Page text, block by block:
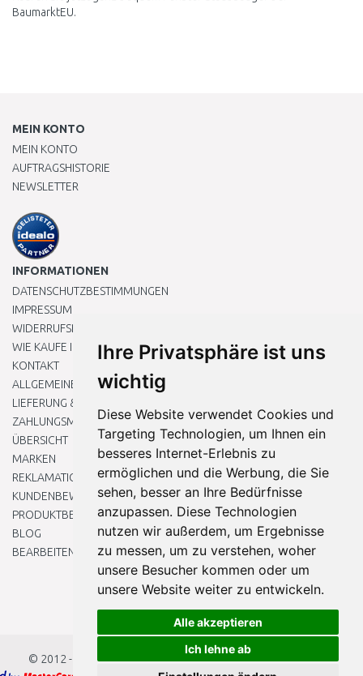
Ihre Privatsphäre ist uns
wichtig
Diese Website verwendet Cookies und
Targeting Technologien, um Ihnen ein
besseres Internet-Erlebnis zu
ermöglichen und die Werbung, die Sie
sehen, besser an Ihre Bedürfnisse
anzupassen. Diese Technologien
nutzen wir außerdem, um Ergebnisse
zu messen, um zu verstehen, woher
unsere Besucher kommen oder um
unsere Website weiter zu entwickeln.
Alle akzeptieren
Ich lehne ab
BaumarktEU.
MEIN KONTO
MEIN KONTO
AUFTRAGSHISTORIE
NEWSLETTER
INFORMATIONEN
DATENSCHUTZBESTIMMUNGEN
IMPRESSUM
WIDERRUFSRECHT
WIE KAUFE ICH EIN?
KONTAKT
ALLGEMEINEN GESCHÄFTSBEDINGUNGEN
LIEFERUNG & ZAHLUNG
ZAHLUNGSMETHODEN
ÜBERSICHT
MARKEN
REKLAMATIONEN UND RETOUREN
KUNDENBEWERTUNG
PRODUKTBEWERTUNG
BLOG
BEARBEITEN SIE MEINE COOKIE-EINSTELLUNGEN
© 2012 - 2026Baumarkteu.at